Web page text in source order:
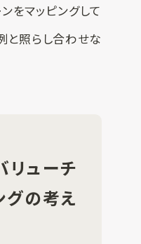
をマッピングして
と照らし合わせな
リューチ
グの考え